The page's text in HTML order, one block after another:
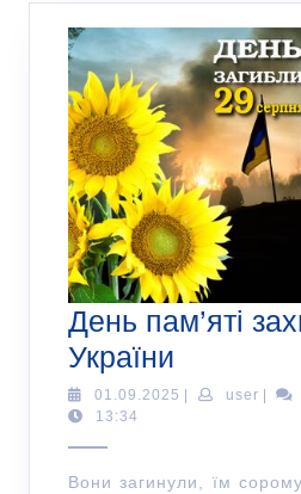
День пам’яті
України
01.09.2025 user
13:34
Вони загинули, їм